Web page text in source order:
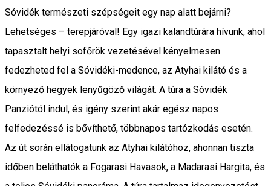
Sóvidék természeti szépségeit egy nap alatt bejárni?
Lehetséges – terepjáróval! Egy igazi kalandtúrára hívunk, ahol
tapasztalt helyi sofőrök vezetésével kényelmesen
fedezheted fel a Sóvidéki-medence, az Atyhai kilátó és a
környező hegyek lenyűgöző világát. A túra a Sóvidék
Panziótól indul, és igény szerint akár egész napos
felfedezéssé is bővíthető, többnapos tartózkodás esetén.
Az út során ellátogatunk az Atyhai kilátóhoz, ahonnan tiszta
időben beláthatók a Fogarasi Havasok, a Madarasi Hargita, és